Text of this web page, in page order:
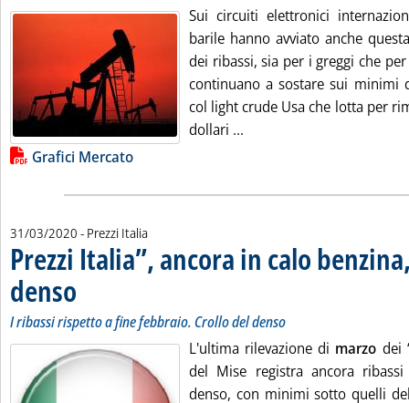
Sui circuiti elettronici
barile hanno avviato anche
dei ribassi, sia per i greggi che
continuano a sostare sui minimi
col light crude Usa che lotta per
dollari ...
Lista allegati PDF alla notizia
Grafici Mercato
31/03/2020 - Prezzi Italia
Prezzi Italia”, ancora in calo
denso
I ribassi rispetto a fine febbraio. Crollo del denso
L'ultima rilevazione di marzo dei
del Mise registra ancora
denso, con minimi sotto quelli